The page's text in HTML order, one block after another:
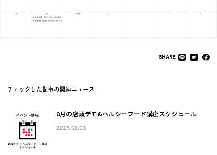
SHARE
チェックした記事の関連ニュース
8月の店頭デモ&ヘルシーフード講座スケジュール
2026.08.03